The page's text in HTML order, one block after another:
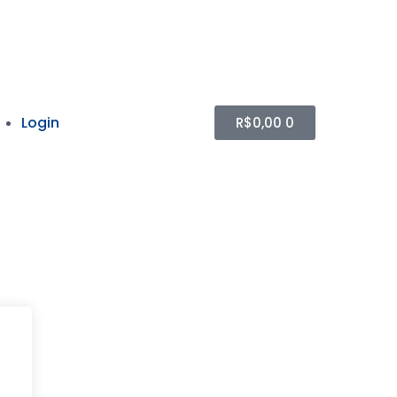
Login R$0,00 0